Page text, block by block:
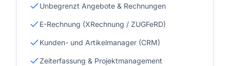
Unbegrenzt Angebote & Rechnungen
E-Rechnung (XRechnung / ZUGFeRD)
Kunden- und Artikelmanager (CRM)
Zeiterfassung & Projektmanagement